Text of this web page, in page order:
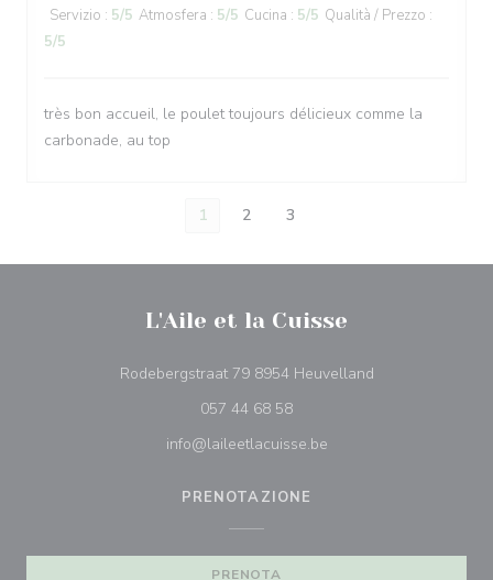
Servizio : 5/5 Atmosfera : 5/5 Cucina : 5/5 Qualità / Prezzo :
5/5
très bon accueil, le poulet toujours délicieux comme la
carbonade, au top
1 2 3
L'Aile et la Cuisse
Rodebergstraat 79 8954 Heuvelland((apre una
057 44 68 58
info@laileetlacuisse.be
PRENOTAZIONE
PRENOTA